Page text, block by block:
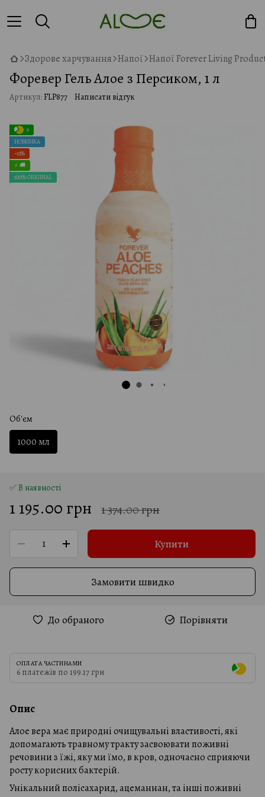
Здорове харчування Напої Напої Forever Living
Форевер Гель Алое з Персиком, 1 л
Артикул:FLP877 Написати відгук
6
НОВИНКА
−13%
⚡ 🚚
100% ORIGINAL
Об'єм
1000 мл
✅ В наявності
1 195.00 грн 1 374.00 грн
Купити
Замовити швидко
До обраного Порівняти
ОПЛАТА ЧАСТИНАМИ
6 платежів по 199.17 грн
Опис
Алое вера має природні очищувальні властивості, які
допомагають травному тракту засвоювати поживні
речовини з їжі, яку ми їмо, в кров, одночасно сприяючи
росту корисних бактерій.
Унікальний полісахарид, ацеманнан, та інші поживні